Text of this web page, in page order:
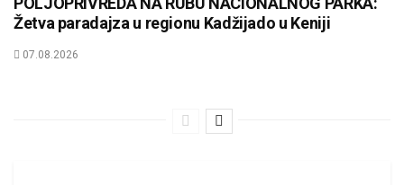
Žetva paradajza u regionu Kadžijado u Keniji
07.08.2026